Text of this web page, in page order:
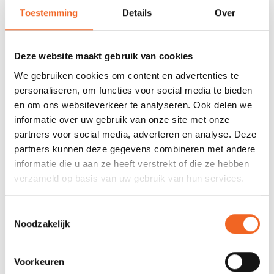
Toestemming Details Over
Deze website maakt gebruik van cookies
We gebruiken cookies om content en advertenties te
personaliseren, om functies voor social media te bieden
en om ons websiteverkeer te analyseren. Ook delen we
informatie over uw gebruik van onze site met onze
partners voor social media, adverteren en analyse. Deze
partners kunnen deze gegevens combineren met andere
informatie die u aan ze heeft verstrekt of die ze hebben
verzameld op basis van uw gebruik van hun services.
Noodzakelijk
Voorkeuren
SPECIFICATIES
Materiaal: GORE-TEX® PRO
Afsluiting hals: Latex met neopreen
Afsluiting pols: Latex met neopreen
Nee
Sokken: Ja
Plasrits: Ja